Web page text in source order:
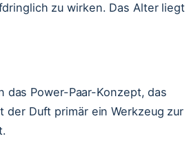
zu wirken. Das Alter liegt
das Power-Paar-Konzept, das
Duft primär ein Werkzeug zur